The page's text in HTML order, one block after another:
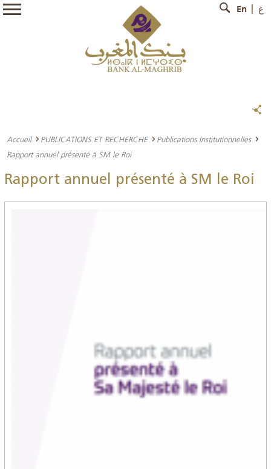
En ع
Accueil PUBLICATIONS ET RECHERCHE
Publications Institutionnelles
Rapport annuel présenté à SM le Roi
Rapport annuel présenté à SM le Roi